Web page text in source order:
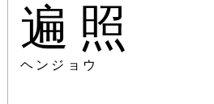
遍照
ヘンジョウ